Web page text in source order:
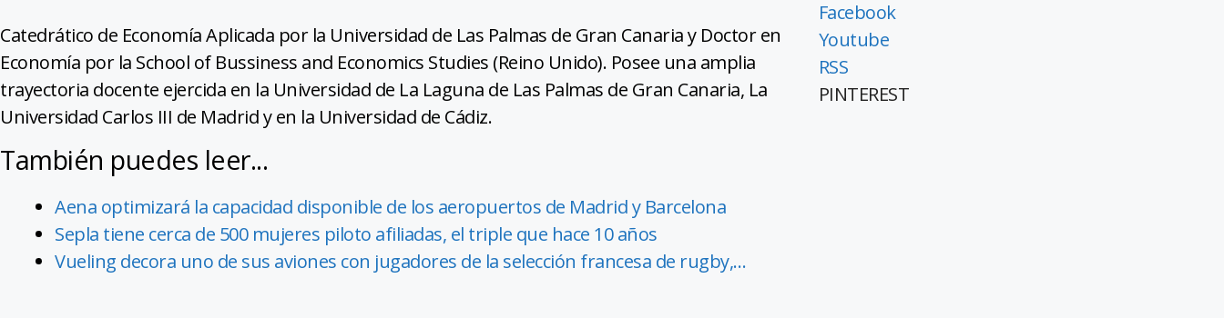
Catedrático de Economía Aplicada por la Universidad de Las Palmas de Gran Canaria y Doctor en
Economía por la School of Bussiness and Economics Studies (Reino Unido). Posee una amplia
trayectoria docente ejercida en la Universidad de La Laguna de Las Palmas de Gran Canaria, La
Universidad Carlos III de Madrid y en la Universidad de Cádiz.
También puedes leer...
Aena optimizará la capacidad disponible de los aeropuertos de Madrid y Barcelona
Sepla tiene cerca de 500 mujeres piloto afiliadas, el triple que hace 10 años
Vueling decora uno de sus aviones con jugadores de la selección francesa de rugby,…
Facebook
Youtube
RSS
PINTEREST